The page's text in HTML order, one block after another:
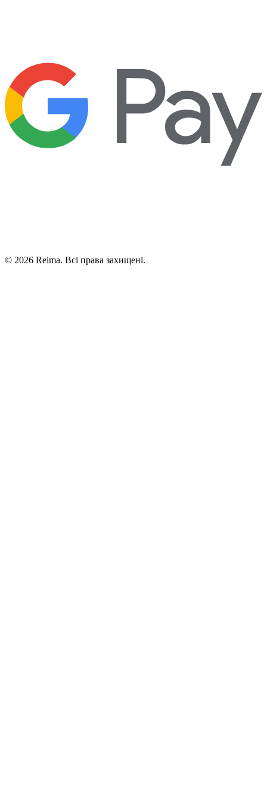
© 2026 Reima. Всі права захищені.